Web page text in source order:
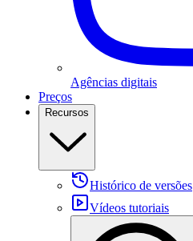
Agências digitais
Preços
Recursos
Histórico de versões
Vídeos tutoriais